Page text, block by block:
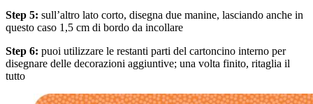
Step 5: sull’altro lato corto, disegna due manine, lasciando anche in
questo caso 1,5 cm di bordo da incollare
Step 6: puoi utilizzare le restanti parti del cartoncino interno per
disegnare delle decorazioni aggiuntive; una volta finito, ritaglia il
tutto